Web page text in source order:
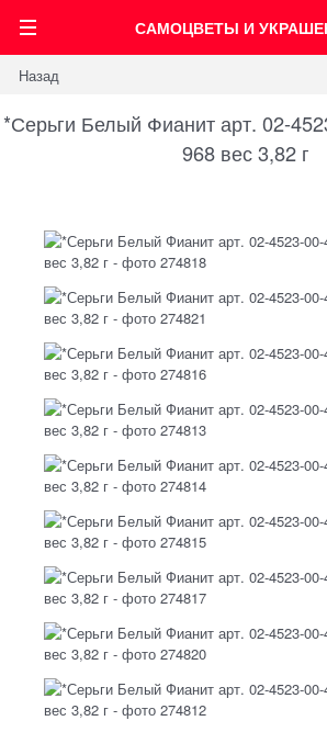
САМОЦВЕТЫ И
Назад
*Серьги Белый Фианит арт. 02-
968 вес 3,82 г